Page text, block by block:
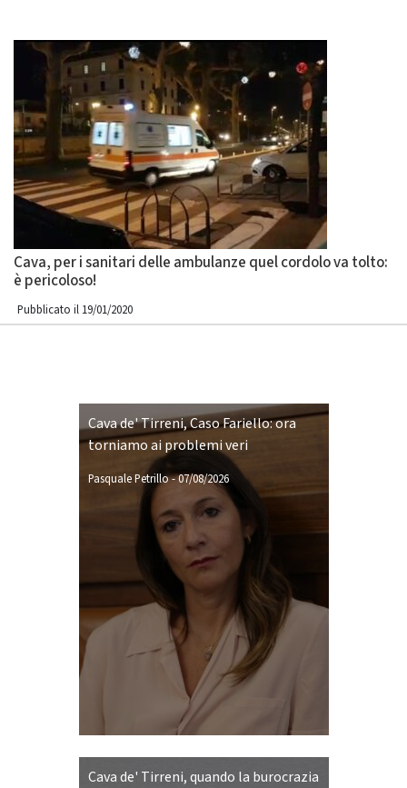
Cava, per i sanitari delle ambulanze quel cordolo va tolto:
è pericoloso!
Pubblicato il 19/01/2020
Cava de' Tirreni, Caso Fariello: ora
torniamo ai problemi veri
Pasquale Petrillo-07/08/2026
Cava de' Tirreni, quando la burocrazia